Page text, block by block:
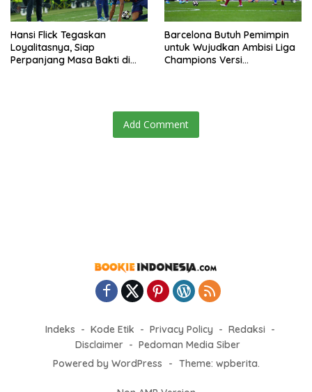
Hansi Flick Tegaskan
Loyalitasnya, Siap
Perpanjang Masa Bakti di
Barcelona Butuh Pemimpin
untuk Wujudkan Ambisi Liga
Champions Versi
Add Comment
Indeks Kode Etik Privacy Policy
Redaksi
Disclaimer
Pedoman Media Siber
Powered by WordPress
- Theme: wpberita.